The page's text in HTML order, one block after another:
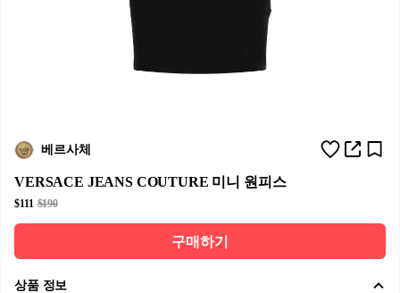
베르사체
VERSACE JEANS COUTURE 미니 원피스
$111 $190
구매하기
상품 정보